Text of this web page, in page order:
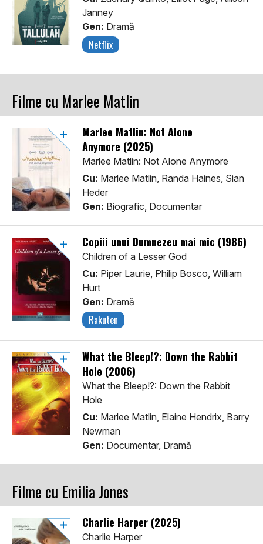
Janney
Gen: Dramă
Netflix
Filme cu Marlee Matlin
Marlee Matlin: Not Alone
Anymore (2025)
Marlee Matlin: Not Alone Anymore
Cu: Marlee Matlin, Randa Haines, Sian
Heder
Gen: Biografic, Documentar
Copiii unui Dumnezeu mai mic (1986)
Children of a Lesser God
Cu: Piper Laurie, Philip Bosco, William
Hurt
Gen: Dramă
Rakuten
What the Bleep!?: Down the Rabbit
Hole (2006)
What the Bleep!?: Down the Rabbit
Hole
Cu: Marlee Matlin, Elaine Hendrix, Barry
Newman
Gen: Documentar, Dramă
Filme cu Emilia Jones
Charlie Harper (2025)
Charlie Harper